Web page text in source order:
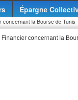
Épargne
concernant la Bourse de Tunis
concernant la